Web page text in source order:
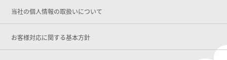
当社の個人情報の取扱いについて
お客様対応に関する基本方針